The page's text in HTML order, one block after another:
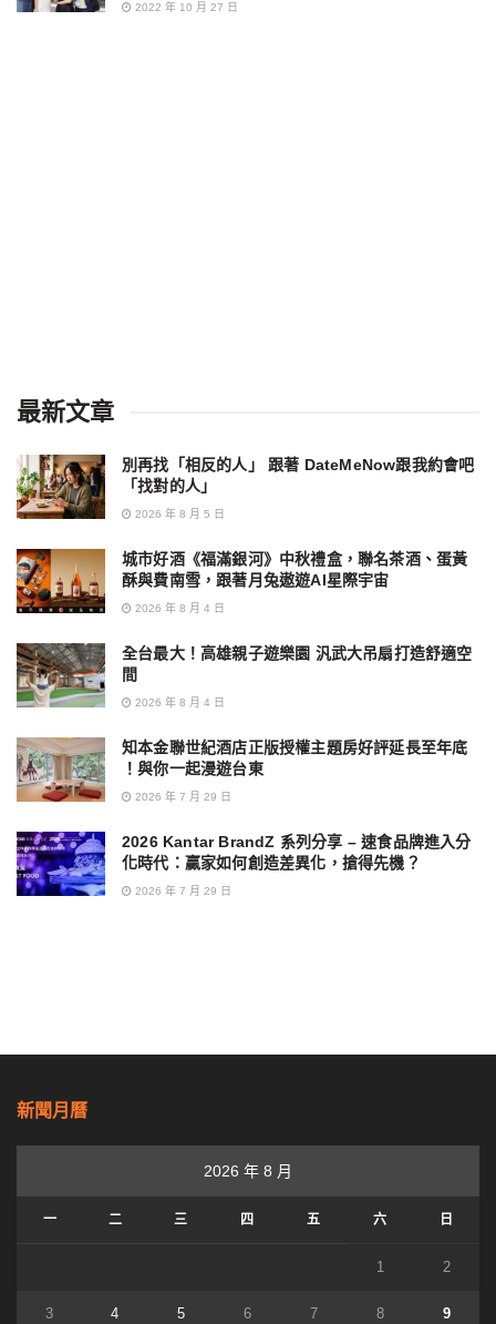
2022 年 10 月 27 日
最新文章
別再找「相反的人」 跟著 DateMeNow跟我約會吧
「找對的人」
2026 年 8 月 5 日
城市好酒《福滿銀河》中秋禮盒，聯名茶酒、蛋黃
酥與費南雪，跟著月兔遨遊AI星際宇宙
2026 年 8 月 4 日
全台最大！高雄親子遊樂園 汎武大吊扇打造舒適空
間
2026 年 8 月 4 日
知本金聯世紀酒店正版授權主題房好評延長至年底
！與你一起漫遊台東
2026 年 7 月 29 日
2026 Kantar BrandZ 系列分享 – 速食品牌進入分
化時代：贏家如何創造差異化，搶得先機？
2026 年 7 月 29 日
新聞月曆
2026 年 8 月
一 二 三 四 五 六 日
1 2
3 4 5 6 7 8 9